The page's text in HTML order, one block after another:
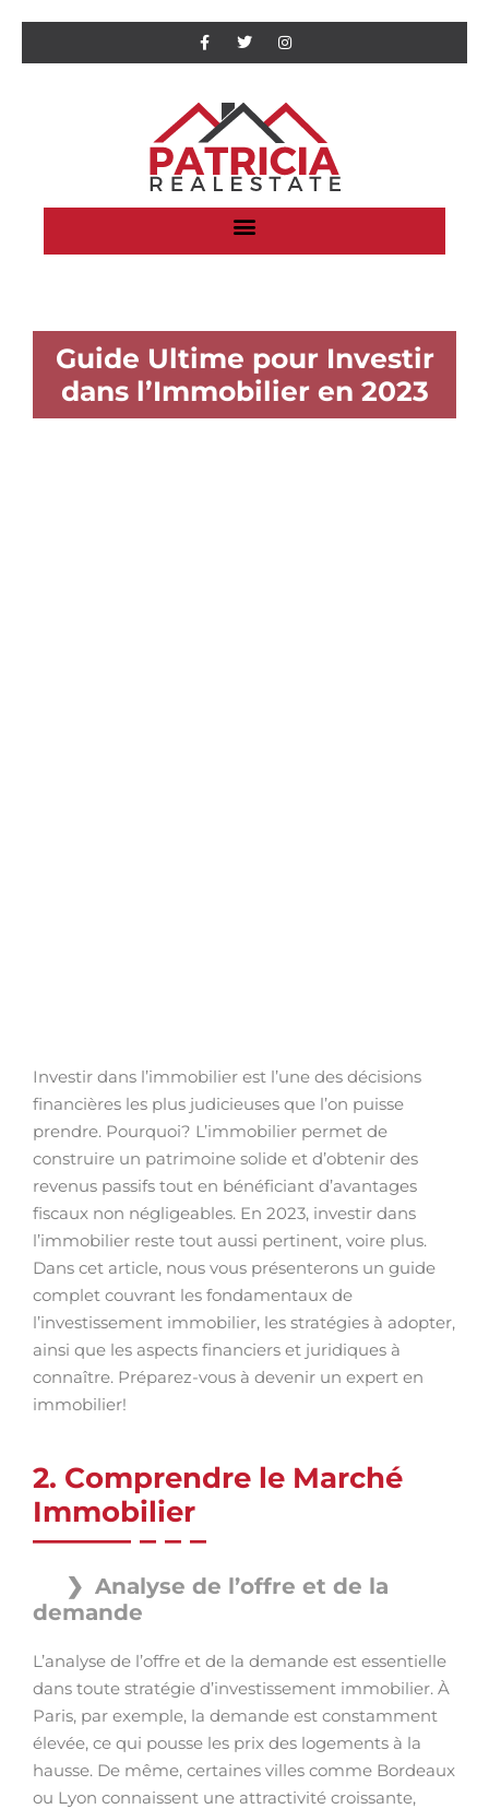
Guide Ultime pour Investir
dans l’Immobilier en 2023
Investir dans l’immobilier est l’une des décisions
financières les plus judicieuses que l’on puisse
prendre. Pourquoi? L’immobilier permet de
construire un patrimoine solide et d’obtenir des
revenus passifs tout en bénéficiant d’avantages
fiscaux non négligeables. En 2023, investir dans
l’immobilier reste tout aussi pertinent, voire plus.
Dans cet article, nous vous présenterons un guide
complet couvrant les fondamentaux de
l’investissement immobilier, les stratégies à adopter,
ainsi que les aspects financiers et juridiques à
connaître. Préparez-vous à devenir un expert en
immobilier!
2. Comprendre le Marché
Immobilier
Analyse de l’offre et de la
demande
L’analyse de l’offre et de la demande est essentielle
dans toute stratégie d’investissement immobilier. À
Paris, par exemple, la demande est constamment
élevée, ce qui pousse les prix des logements à la
hausse. De même, certaines villes comme Bordeaux
ou Lyon connaissent une attractivité croissante,